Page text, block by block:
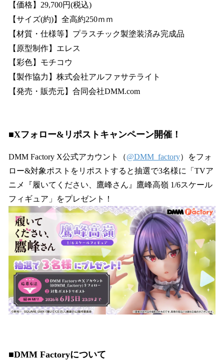
【価格】29,700円(税込)
【サイズ(約)】全高約250ｍｍ
【材質・仕様等】プラスチック製塗装済み完成品
【原型制作】エレス
【彩色】モチコウ
【製作協力】株式会社アルファサテライト
【発売・販売元】合同会社DMM.com
■Xフォロー&リポストキャンペーン開催！
DMM Factory X公式アカウント（@DMM_factory）をフォ
ロー&対象ポストをリポストすると抽選で3名様に「TVア
ニメ『履いてください、鷹峰さん』鷹峰高嶺 1/6スケール
フィギュア」をプレゼント！
■DMM Factoryについて